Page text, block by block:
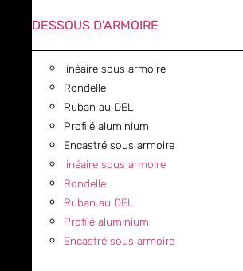
DESSOUS D'ARMOIRE
linéaire sous armoire
Rondelle
Ruban au DEL
Profilé aluminium
Encastré sous armoire
linéaire sous armoire
Rondelle
Ruban au DEL
Profilé aluminium
Encastré sous armoire